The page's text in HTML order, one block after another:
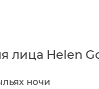
лица Helen
ночи